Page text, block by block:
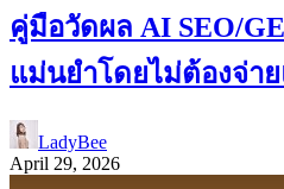
คู่มือวัดผล AI SEO/
แม่นยำโดยไม่ต้องจ่า
LadyBee
April 29, 2026